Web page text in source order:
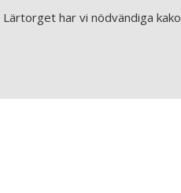
har vi nödvändiga